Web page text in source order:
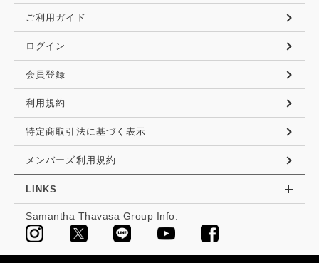
ご利用ガイド
ログイン
会員登録
利用規約
特定商取引法に基づく表示
メンバーズ利用規約
LINKS
Samantha Thavasa Group Info.